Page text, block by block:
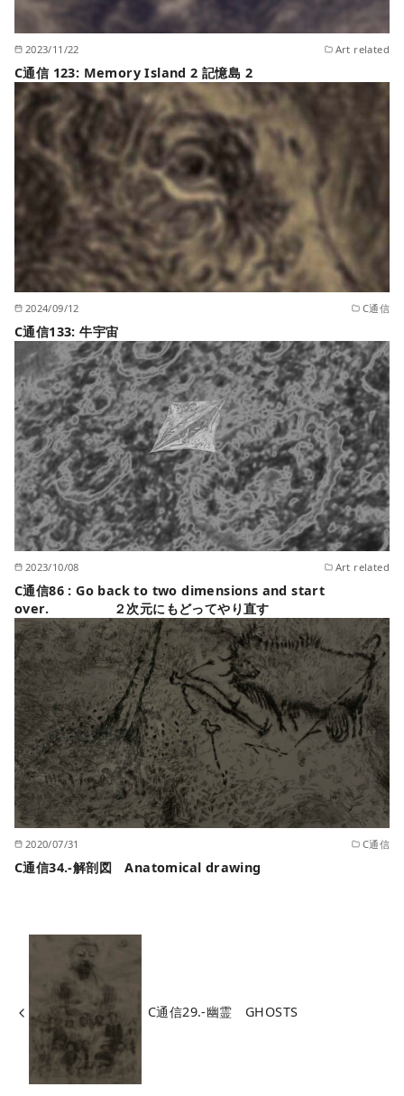
2023/11/22 Art related
C通信 123: Memory Island 2 記憶島 2
2024/09/12 C通信
C通信133: 牛宇宙
2023/10/08 Art related
C通信86 : Go back to two dimensions and start
over. ２次元にもどってやり直す
2020/07/31 C通信
C通信34.-解剖図 Anatomical drawing
C通信29.-幽霊 GHOSTS